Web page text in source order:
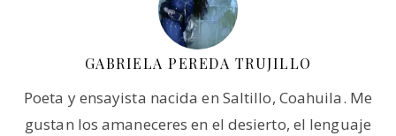
GABRIELA PEREDA TRUJILLO
Poeta y ensayista nacida en Saltillo, Coahuila. Me
gustan los amaneceres en el desierto, el lenguaje